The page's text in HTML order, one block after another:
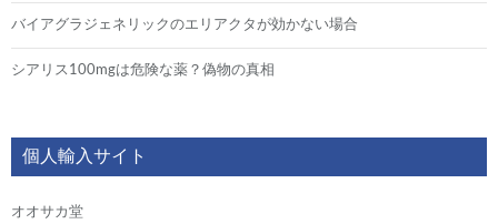
バイアグラジェネリックのエリアクタが効かない場合
シアリス100mgは危険な薬？偽物の真相
個人輸入サイト
オオサカ堂